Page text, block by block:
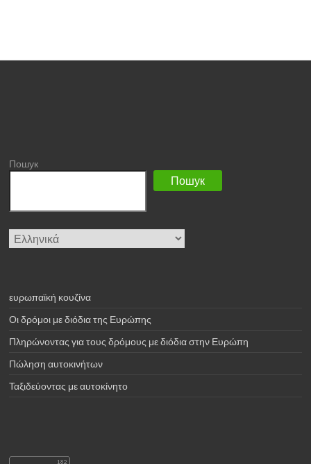
Пошук
Пошук
Επιλέξτε
μια
ευρωπαϊκή κουζίνα
Οι δρόμοι με διόδια της Ευρώπης
Πληρώνοντας για τους δρόμους με διόδια στην Ευρώπη
Πώληση αυτοκινήτων
Ταξιδεύοντας με αυτοκίνητο